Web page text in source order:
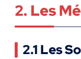
2. Les
2.1 Les